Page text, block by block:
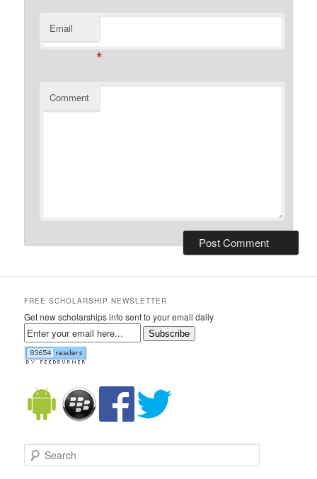
Email
*
Comment
FREE SCHOLARSHIP NEWSLETTER
Get new scholarships info sent to your email daily
Subscribe
Search